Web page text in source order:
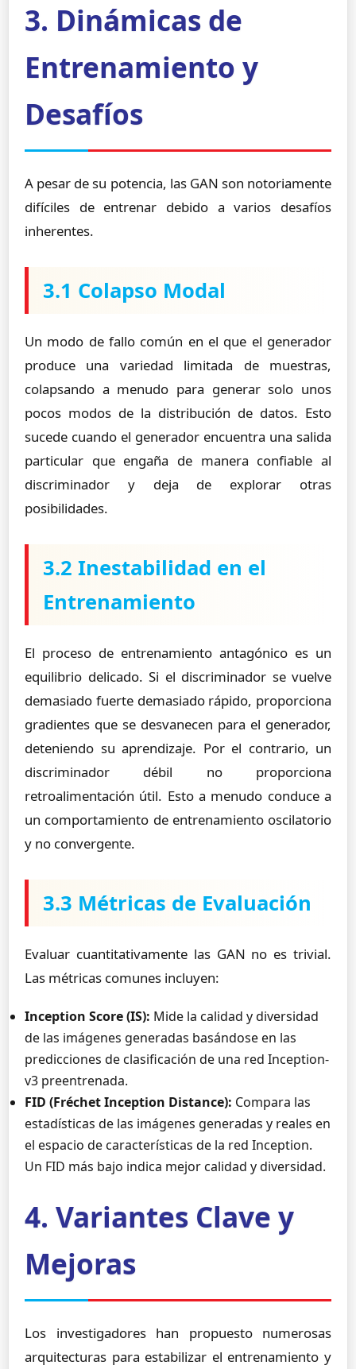
3. Dinámicas de
Entrenamiento y
Desafíos
A pesar de su potencia, las GAN son notoriamente
difíciles de entrenar debido a varios desafíos
inherentes.
3.1 Colapso Modal
Un modo de fallo común en el que el generador
produce una variedad limitada de muestras,
colapsando a menudo para generar solo unos
pocos modos de la distribución de datos. Esto
sucede cuando el generador encuentra una salida
particular que engaña de manera confiable al
discriminador y deja de explorar otras
posibilidades.
3.2 Inestabilidad en el
Entrenamiento
El proceso de entrenamiento antagónico es un
equilibrio delicado. Si el discriminador se vuelve
demasiado fuerte demasiado rápido, proporciona
gradientes que se desvanecen para el generador,
deteniendo su aprendizaje. Por el contrario, un
discriminador débil no proporciona
retroalimentación útil. Esto a menudo conduce a
un comportamiento de entrenamiento oscilatorio
y no convergente.
3.3 Métricas de Evaluación
Evaluar cuantitativamente las GAN no es trivial.
Las métricas comunes incluyen:
Inception Score (IS): Mide la calidad y diversidad
de las imágenes generadas basándose en las
predicciones de clasificación de una red Inception-
v3 preentrenada.
FID (Fréchet Inception Distance): Compara las
estadísticas de las imágenes generadas y reales en
el espacio de características de la red Inception.
Un FID más bajo indica mejor calidad y diversidad.
4. Variantes Clave y
Mejoras
Los investigadores han propuesto numerosas
arquitecturas para estabilizar el entrenamiento y